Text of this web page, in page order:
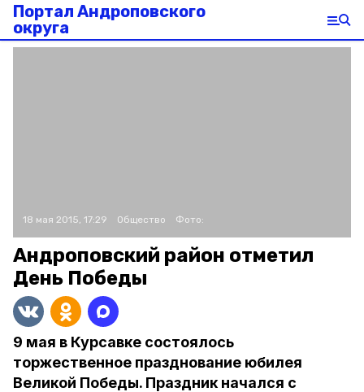
Портал Андроповского
округа
18 мая 2015, 17:29 Общество Фото:
Андроповский район отметил
День Победы
9 мая в Курсавке состоялось
торжественное празднование юбилея
Великой Победы. Праздник начался с